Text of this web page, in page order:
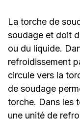
La torche de
soudage et doit
ou du liquide.
refroidissement
circule vers la
de soudage
torche. Dans les
une unité de